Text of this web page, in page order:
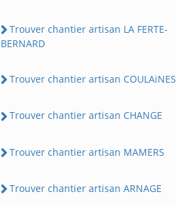
Trouver chantier artisan LA FERTE-
BERNARD
Trouver chantier artisan COULAiNES
Trouver chantier artisan CHANGE
Trouver chantier artisan MAMERS
Trouver chantier artisan ARNAGE